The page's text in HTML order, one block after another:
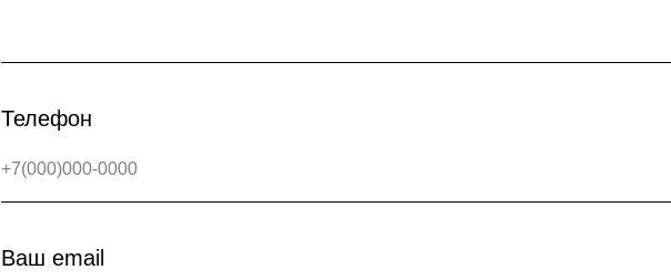
Телефон
+7(000)000-0000
Ваш email